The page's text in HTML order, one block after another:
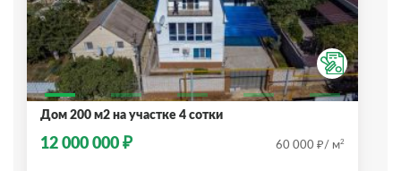
Дом 200 м2 на участке 4 сотки
12 000 000 ₽ 60 000 ₽/ м2